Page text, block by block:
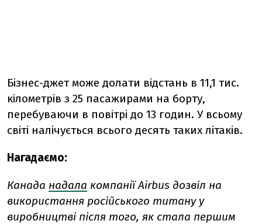
Бізнес-джет може долати відстань в 11,1 тис.
кілометрів з 25 пасажирами на борту,
перебуваючи в повітрі до 13 годин. У всьому
світі налічується всього десять таких літаків.
Нагадаємо:
Канада надала компанії Airbus дозвіл на
використання російського титану у
виробництві після того, як стала першим